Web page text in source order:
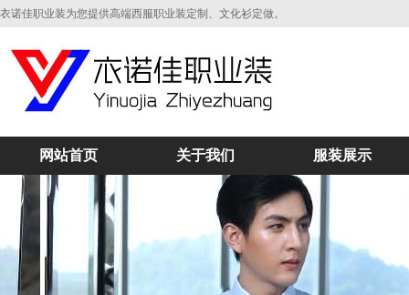
衣诺佳职业装为您提供高端西服职业装定制、文化衫定做。
网站首页 关于我们 服装展示